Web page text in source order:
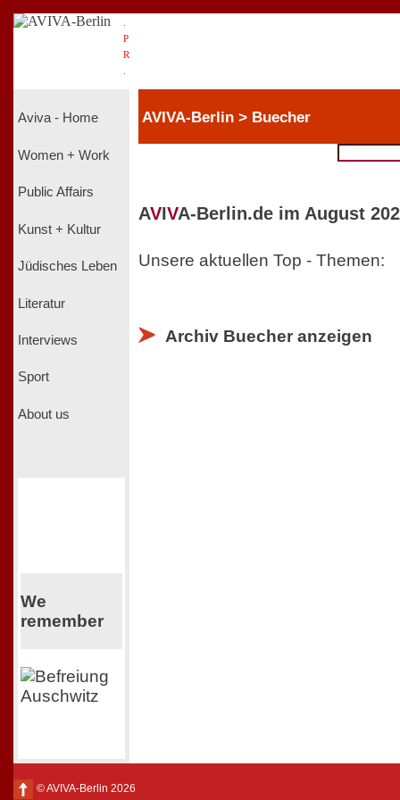
P
R
Aviva - Home
Women + Work
Public Affairs
Kunst + Kultur
Jüdisches Leben
Literatur
Interviews
Sport
About us
We
remember
AVIVA-Berlin > Buecher
AVIVA-Berlin.de im August
Unsere aktuellen Top - Themen:
Archiv Buecher anzeigen
© AVIVA-Berlin 2026